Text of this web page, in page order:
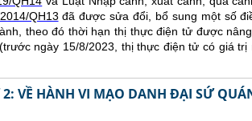
QH13 đã được sửa đổi, bổ sung một số
theo đó thời hạn thị thực điện tử được
ngày 15/8/2023, thị thực điện tử có giá
VỀ HÀNH VI MẠO DANH ĐẠI SỨ